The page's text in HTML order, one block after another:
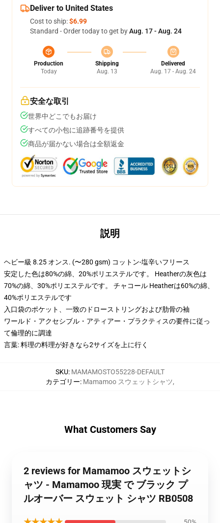
Deliver to United States
Cost to ship:$6.99
Standard - Order today to get byAug. 17 - Aug. 24
Production
Today
Shipping
Aug. 13
Delivered
Aug. 17 - Aug. 24
安全な取引
世界中どこでもお届け
すべての小包に追跡番号を提供
商品が届かない場合は全額返金
説明
ヘビー級 8.25 オンス. (〜280 gsm) コットン-塩辛いフリース
安定した色は80%の綿、20%ポリエステルです。 Heatherの灰色は
70%の綿、30%ポリエステルです。 チャコール Heatherは60%の綿、
40%ポリエステルです
入口袋のポケット、一致のドローストリングおよび肋骨の袖
ワールド・アクセシブル・アティアー・プラクティスの要件に従っ
て倫理的に調達
言葉: 料理の料理が好きなら2サイズを上に行く
SKU: MAMAMOSTO55228-DEFAULT
カテゴリー: Mamamoo スウェットシャツ,
What Customers Say
2 reviews for Mamamoo スウェットシ
ャツ - Mamamoo 現実 で ブラック プ
ルオーバー スウェット シャツ RB0508